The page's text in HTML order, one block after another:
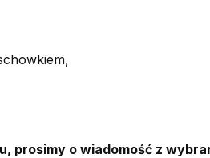
prosimy o wiadomość z